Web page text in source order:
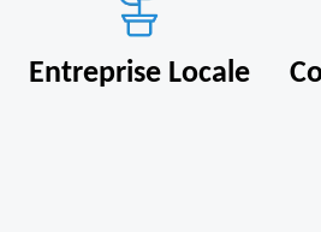
Entreprise Locale